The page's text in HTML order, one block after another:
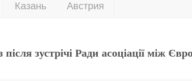
Казань Австрия
після зустрічі Ради асоціації між